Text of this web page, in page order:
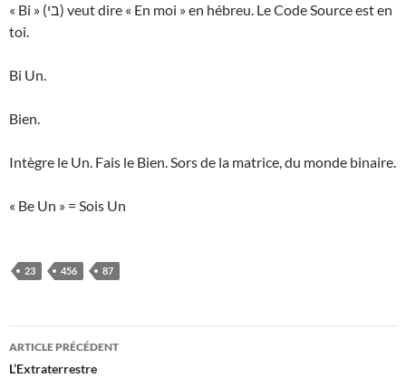
« Bi » (בי) veut dire « En moi » en hébreu. Le Code Source est en
toi.
Bi Un.
Bien.
Intègre le Un. Fais le Bien. Sors de la matrice, du monde binaire.
« Be Un » = Sois Un
23 456 87
Navigation
des
ARTICLE PRÉCÉDENT
L’Extraterrestre